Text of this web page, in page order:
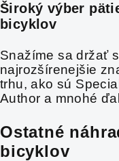
Široký výber
bicyklov
Snažíme sa držať
najrozšírenejšie
trhu, ako sú
Author a mnohé
Ostatné
bicyklov